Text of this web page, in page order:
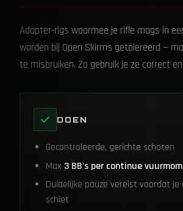
Adapter-rigs waarmee je rifle mags in
worden bij Open Skirms getolereerd —
te misbruiken. Zo gebruik je ze correct
DOEN
Gecontroleerde, gerichte schoten
Max 3 BB's per continue
Duidelijke pauze vereist voordat je
schiet